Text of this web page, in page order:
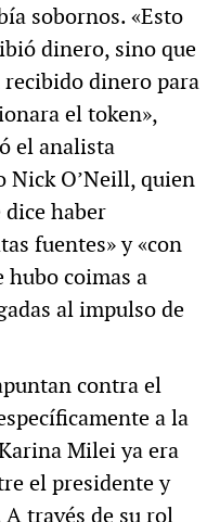
sobornos. «Esto
dinero, sino que
dinero para
el token»,
el analista
O’Neill, quien
haber
fuentes» y «con
hubo coimas a
al impulso de
contra el
a la
Milei ya era
el presidente y
A través de su rol